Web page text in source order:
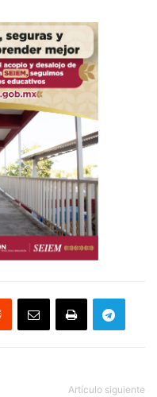
Artículo siguiente